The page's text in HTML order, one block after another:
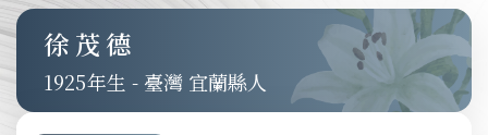
徐茂德
1925 - 臺灣 宜蘭縣人